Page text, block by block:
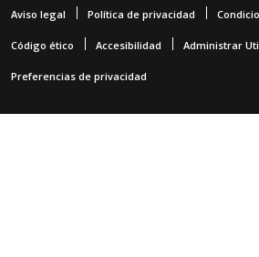
Aviso legal Política de privacidad
Código ético Accesibilidad Administrar
Preferencias de privacidad